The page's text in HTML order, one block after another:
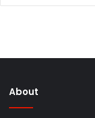
About